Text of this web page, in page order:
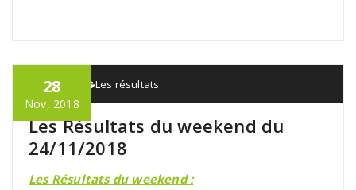
28
Nov, 2018
admin Les résultats
Les Résultats du weekend du
24/11/2018
Les Résultats du weekend :